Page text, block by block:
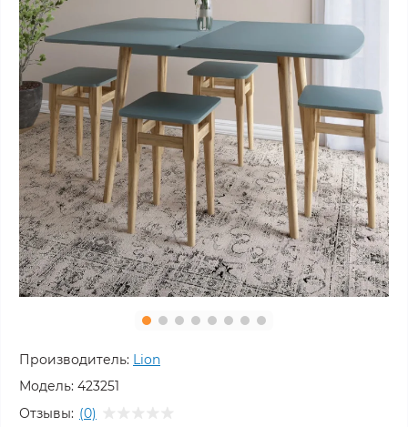
Производитель: Lion
Модель: 423251
Отзывы: (0)